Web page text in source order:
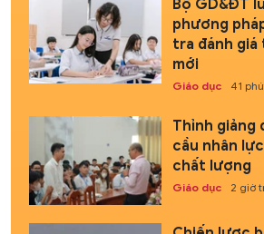
Bộ GD&ĐT
phương
tra đánh giá
mới
Giáo dục 41
Thỉnh giảng
cầu nhân
chất lượng
Giáo dục 2 giờ